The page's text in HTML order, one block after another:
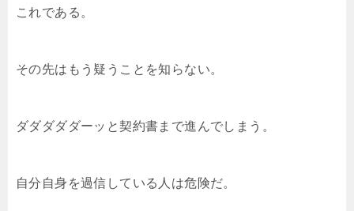
これである。
その先はもう疑うことを知らない。
ダダダダダーッと契約書まで進んでしまう。
自分自身を過信している人は危険だ。